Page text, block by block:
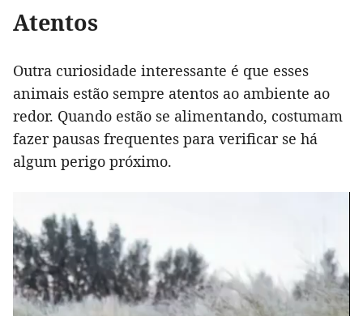
Atentos
Outra curiosidade interessante é que esses
animais estão sempre atentos ao ambiente ao
redor. Quando estão se alimentando, costumam
fazer pausas frequentes para verificar se há
algum perigo próximo.